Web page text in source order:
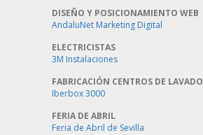
DISEÑO Y POSICIONAMIENTO WEB
AndaluNet Marketing Digital
ELECTRICISTAS
3M Instalaciones
FABRICACIÓN CENTROS DE LAVADO
Iberbox 3000
FERIA DE ABRIL
Feria de Abril de Sevilla